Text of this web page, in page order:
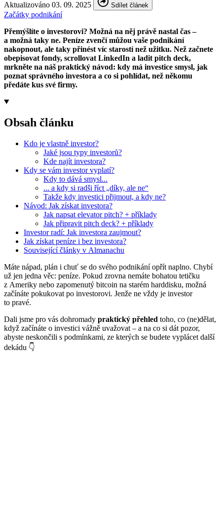
Aktualizováno 03. 09. 2025 Sdílet článek
Začátky podnikání
Přemýšlíte o investorovi? Možná na něj právě nastal čas –
a možná taky ne. Peníze zvenčí můžou vaše podnikání
nakopnout, ale taky přinést víc starostí než užitku. Než začnete
obepisovat fondy, scrollovat LinkedIn a ladit pitch deck,
mrkněte na náš praktický návod: kdy má investice smysl, jak
poznat správného investora a co si pohlídat, než někomu
předáte kus své firmy.
Obsah článku
Kdo je vlastně investor?
Jaké jsou typy investorů?
Kde najít investora?
Kdy se vám investor vyplatí?
Kdy to dává smysl...
... a kdy si radši říct „díky, ale ne“
Takže kdy investici přijmout, a kdy ne?
Návod: Jak získat investora?
Jak napsat elevator pitch? + příklady
Jak připravit pitch deck? + příklady
Investor radí: Jak investora zaujmout?
Jak získat peníze i bez investora?
Související články v Almanachu
Máte nápad, plán i chuť se do svého podnikání opřít naplno. Chybí
už jen jedna věc: peníze. Pokud zrovna nemáte bohatou tetičku
z Ameriky nebo zapomenutý bitcoin na starém harddisku, možná
začínáte pokukovat po investorovi. Jenže ne vždy je investor
to pravé.
Dali jsme pro vás dohromady praktický přehled toho, co (ne)dělat,
když začínáte o investici vážně uvažovat – a na co si dát pozor,
abyste neskončili s podmínkami, ze kterých se budete vyplácet další
dekádu 👇